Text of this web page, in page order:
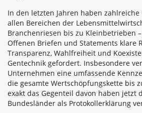
In den letzten Jahren haben
allen Bereichen der
Branchenriesen bis zu Kleinbetrieben
Offenen Briefen und Statements klare
Transparenz, Wahlfreiheit und
Gentechnik gefordert. Insbesondere
Unternehmen eine umfassende
die gesamte Wertschöpfungskette bis
exakt das Gegenteil davon haben jetzt
Bundesländer als Protokollerklärung